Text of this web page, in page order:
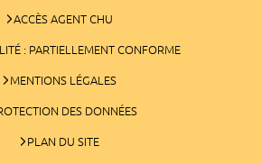
ACCÈS AGENT CHU
: PARTIELLEMENT CONFORME
MENTIONS LÉGALES
DES DONNÉES
PLAN DU SITE